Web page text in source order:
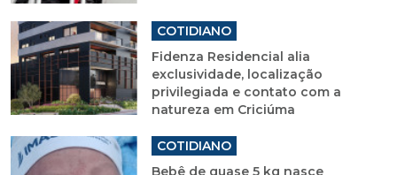
COTIDIANO
Fidenza Residencial alia
exclusividade, localização
privilegiada e contato com a
natureza em Criciúma
COTIDIANO
Bebê de quase 5 kg nasce